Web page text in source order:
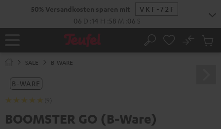
Startseite Suche
No
SALE B-WARE
B-WARE
(9)
BOOMSTER GO (B-Ware)